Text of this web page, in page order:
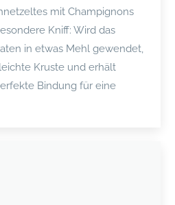
mit Champignons
Kniff: Wird das
in etwas Mehl gewendet,
Kruste und erhält
Bindung für eine